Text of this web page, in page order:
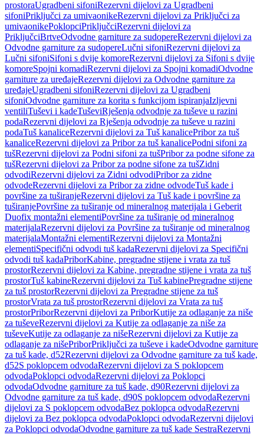
prostoraUgradbeni sifoniRezervni dijelovi za Ugradbeni
sifoniPriključci za umivaonikeRezervni dijelovi za Priključci za
umivaonikePoklopciPriključciRezervni dijelovi za
PriključciBrtveOdvodne garniture za sudopereRezervni dijelovi za
Odvodne garniture za sudopereLučni sifoniRezervni dijelovi za
Lučni sifoniSifoni s dvije komoreRezervni dijelovi za Sifoni s dvije
komoreSpojni komadiRezervni dijelovi za Spojni komadiOdvodne
garniture za uređajeRezervni dijelovi za Odvodne garniture za
uređajeUgradbeni sifoniRezervni dijelovi za Ugradbeni
sifoniOdvodne garniture za korita s funkcijom ispiranjaIzljevni
ventiliTuševi i kadeTuševiRješenja odvodnje za tuševe u razini
podaRezervni dijelovi za Rješenja odvodnje za tuševe u razini
podaTuš kanaliceRezervni dijelovi za Tuš kanalicePribor za tuš
kanaliceRezervni dijelovi za Pribor za tuš kanalicePodni sifoni za
tušRezervni dijelovi za Podni sifoni za tušPribor za podne sifone za
tušRezervni dijelovi za Pribor za podne sifone za tušZidni
odvodiRezervni dijelovi za Zidni odvodiPribor za zidne
odvodeRezervni dijelovi za Pribor za zidne odvodeTuš kade i
površine za tuširanjeRezervni dijelovi za Tuš kade i površine za
tuširanjePovršine za tuširanje od mineralnog materijala i Geberit
Duofix montažni elementiPovršine za tuširanje od mineralnog
materijalaRezervni dijelovi za Površine za tuširanje od mineralnog
materijalaMontažni elementiRezervni dijelovi za Montažni
elementiSpecifični odvodi tuš kadaRezervni dijelovi za Specifični
odvodi tuš kadaPriborKabine, pregradne stijene i vrata za tuš
prostorRezervni dijelovi za Kabine, pregradne stijene i vrata za tuš
prostorTuš kabineRezervni dijelovi za Tuš kabinePregradne stijene
za tuš prostorRezervni dijelovi za Pregradne stijene za tuš
prostorVrata za tuš prostorRezervni dijelovi za Vrata za tuš
prostorPriborRezervni dijelovi za PriborKutije za odlaganje za niše
za tuševeRezervni dijelovi za Kutije za odlaganje za niše za
tuševeKutije za odlaganje za nišeRezervni dijelovi za Kutije za
odlaganje za nišePriborPriključci za tuševe i kadeOdvodne garniture
za tuš kade, d52Rezervni dijelovi za Odvodne garniture za tuš kade,
d52S poklopcem odvodaRezervni dijelovi za S poklopcem
odvodaPoklopci odvodaRezervni dijelovi za Poklopci
odvodaOdvodne garniture za tuš kade, d90Rezervni dijelovi za
Odvodne garniture za tuš kade, d90S poklopcem odvodaRezervni
dijelovi za S poklopcem odvodaBez poklopca odvodaRezervni
dijelovi za Bez poklopca odvodaPoklopci odvodaRezervni dijelovi
za Poklopci odvodaOdvodne garniture za tuš kade SestraRezervni